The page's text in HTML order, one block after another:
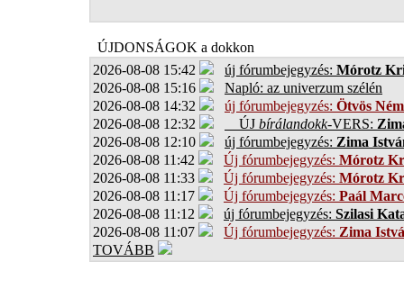
ÚJDONSÁGOK a dokkon
2026-08-08 15:42
új fórumbejegyzés: Mórotz
2026-08-08 15:16
Napló: az univerzum szélén
2026-08-08 14:32
új fórumbejegyzés: Ötvös
2026-08-08 12:32
ÚJ bírálandokk-VERS:
2026-08-08 12:10
új fórumbejegyzés: Zima
2026-08-08 11:42
Új fórumbejegyzés: Mórotz
2026-08-08 11:33
Új fórumbejegyzés: Mórotz
2026-08-08 11:17
Új fórumbejegyzés: Paál
2026-08-08 11:12
új fórumbejegyzés: Szilasi
2026-08-08 11:07
Új fórumbejegyzés: Zima
TOVÁBB